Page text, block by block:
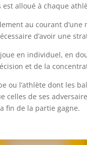
alloué à chaque
au courant
d’avoir une
en individuel, en
et de la
ou l’athlète dont les
de ses
fin de la partie gagne.